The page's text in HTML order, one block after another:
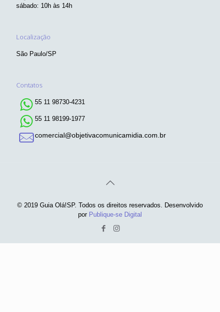
sábado: 10h às 14h
Localização
São Paulo/SP
Contatos
55 11 98730-4231
55 11 98199-1977
comercial@objetivacomunicamidia.com.br
© 2019 Guia Olá!SP. Todos os direitos reservados. Desenvolvido
por Publique-se Digital